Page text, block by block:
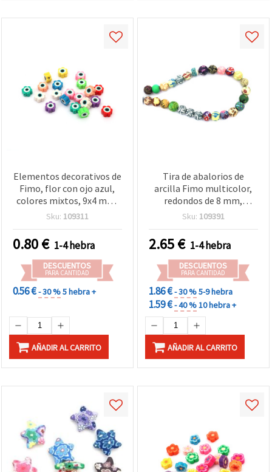
Elementos decorativos de
Fimo, flor con ojo azul,
colores mixtos, 9x4 mm,
agujero 2 mm - 20 uds
Sku: 109311
0.80€ 1-4 hebra
DESCUENTOS
PARA CANTIDAD
0.56 €- 30 %5 hebra +
AÑADIR AL CARRITO
Tira de abalorios de
arcilla Fimo multicolor,
redondos de 8 mm,
agujero de 2 mm - 49 uds
Sku: 109391
2.65€ 1-4 hebra
DESCUENTOS
PARA CANTIDAD
1.86 €- 30 %5-9 hebra
1.59 €- 40 %10 hebra +
AÑADIR AL CARRITO